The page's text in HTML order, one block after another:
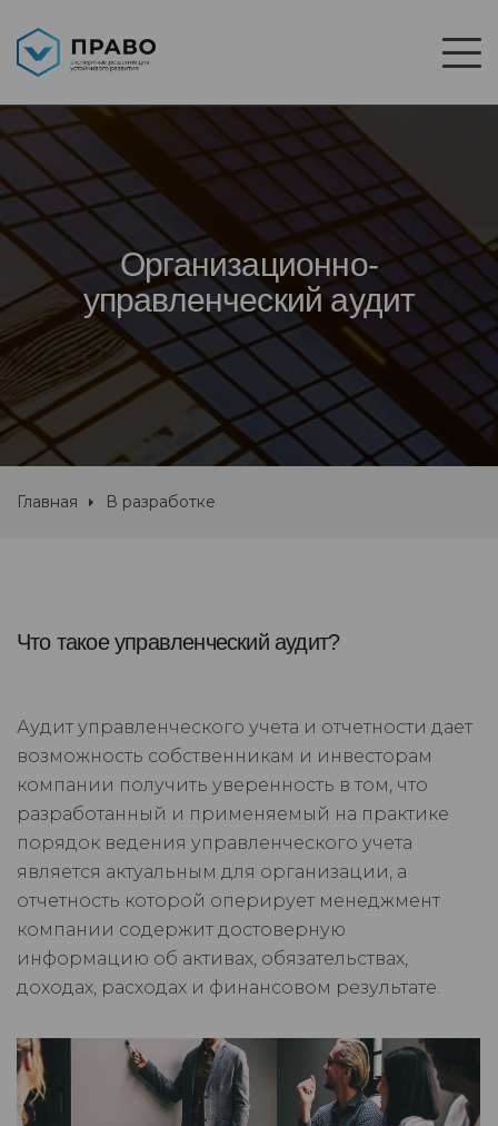
Организационно-
управленческий аудит
Главная В разработке
Что такое управленческий аудит?
Аудит управленческого учета и отчетности дает
возможность собственникам и инвесторам
компании получить уверенность в том, что
разработанный и применяемый на практике
порядок ведения управленческого учета
является актуальным для организации, а
отчетность которой оперирует менеджмент
компании содержит достоверную
информацию об активах, обязательствах,
доходах, расходах и финансовом результате.